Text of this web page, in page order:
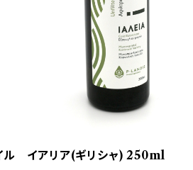
ル イアリア(ギリシャ) 250ml